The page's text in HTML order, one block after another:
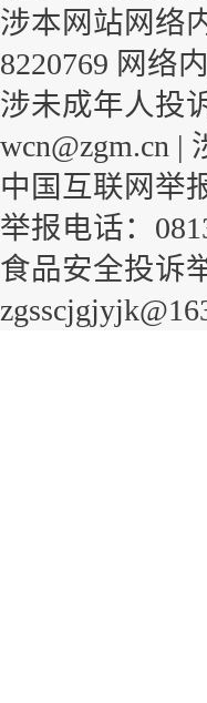
涉本网站网络
8220769 网络
涉未成年人投
wcn@zgm.cn |
中国互联网举
举报电话：
食品安全投诉